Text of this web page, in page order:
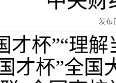
发布
才杯”“理解
才杯”全国